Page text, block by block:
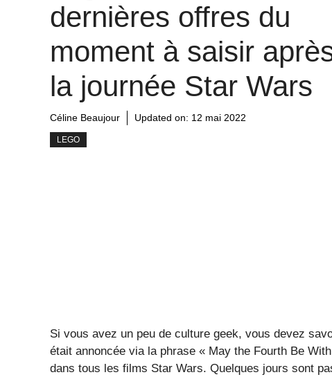
dernières offres du
moment à saisir
la journée Star Wars
Céline Beaujour Updated on: 12 mai 2022
LEGO
Si vous avez un peu de culture geek, vous devez
était annoncée via la phrase « May the Fourth Be
dans tous les films Star Wars. Quelques jours sont